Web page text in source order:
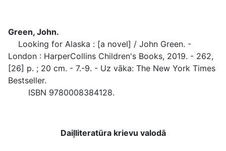
Green, John.
Looking for Alaska : [a novel] / John Green. -
London : HarperCollins Children's Books, 2019. - 262,
[26] p. ; 20 cm. - 7.-9. - Uz vāka: The New York Times
Bestseller.
ISBN 9780008384128.
Daiļliteratūra krievu valodā